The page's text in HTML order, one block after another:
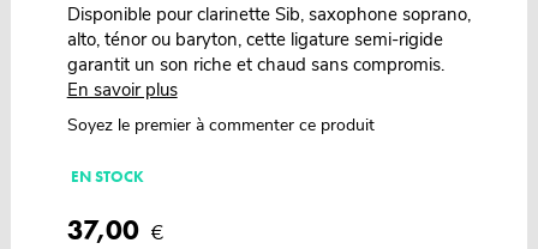
Disponible pour clarinette Sib, saxophone soprano,
alto, ténor ou baryton, cette ligature semi-rigide
garantit un son riche et chaud sans compromis.
En savoir plus
Soyez le premier à commenter ce produit
EN STOCK
37,00 €